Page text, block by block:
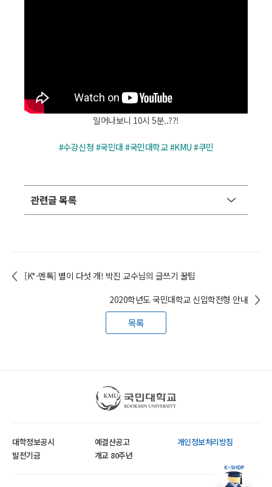
일어나보니 10시 5분..??!
#수강신청 #국민대 #국민대학교 #KMU #쿠민
관련글 목록
[K*-멘톡] 별이 다섯 개! 박진 교수님의 글쓰기 꿀팁
2020학년도 국민대학교 신입학전형 안내
목록
국민대학교
대학정보공시 예결산공고
개인정보처리방침
발전기금
개교 80주년